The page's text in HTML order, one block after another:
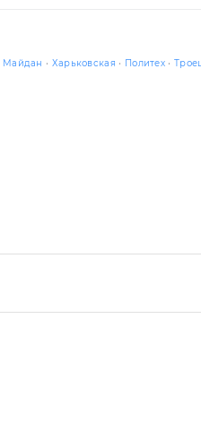
Майдан • Харьковская • Политех •